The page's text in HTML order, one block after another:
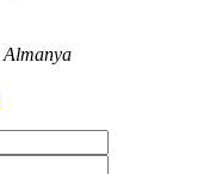
Almanya